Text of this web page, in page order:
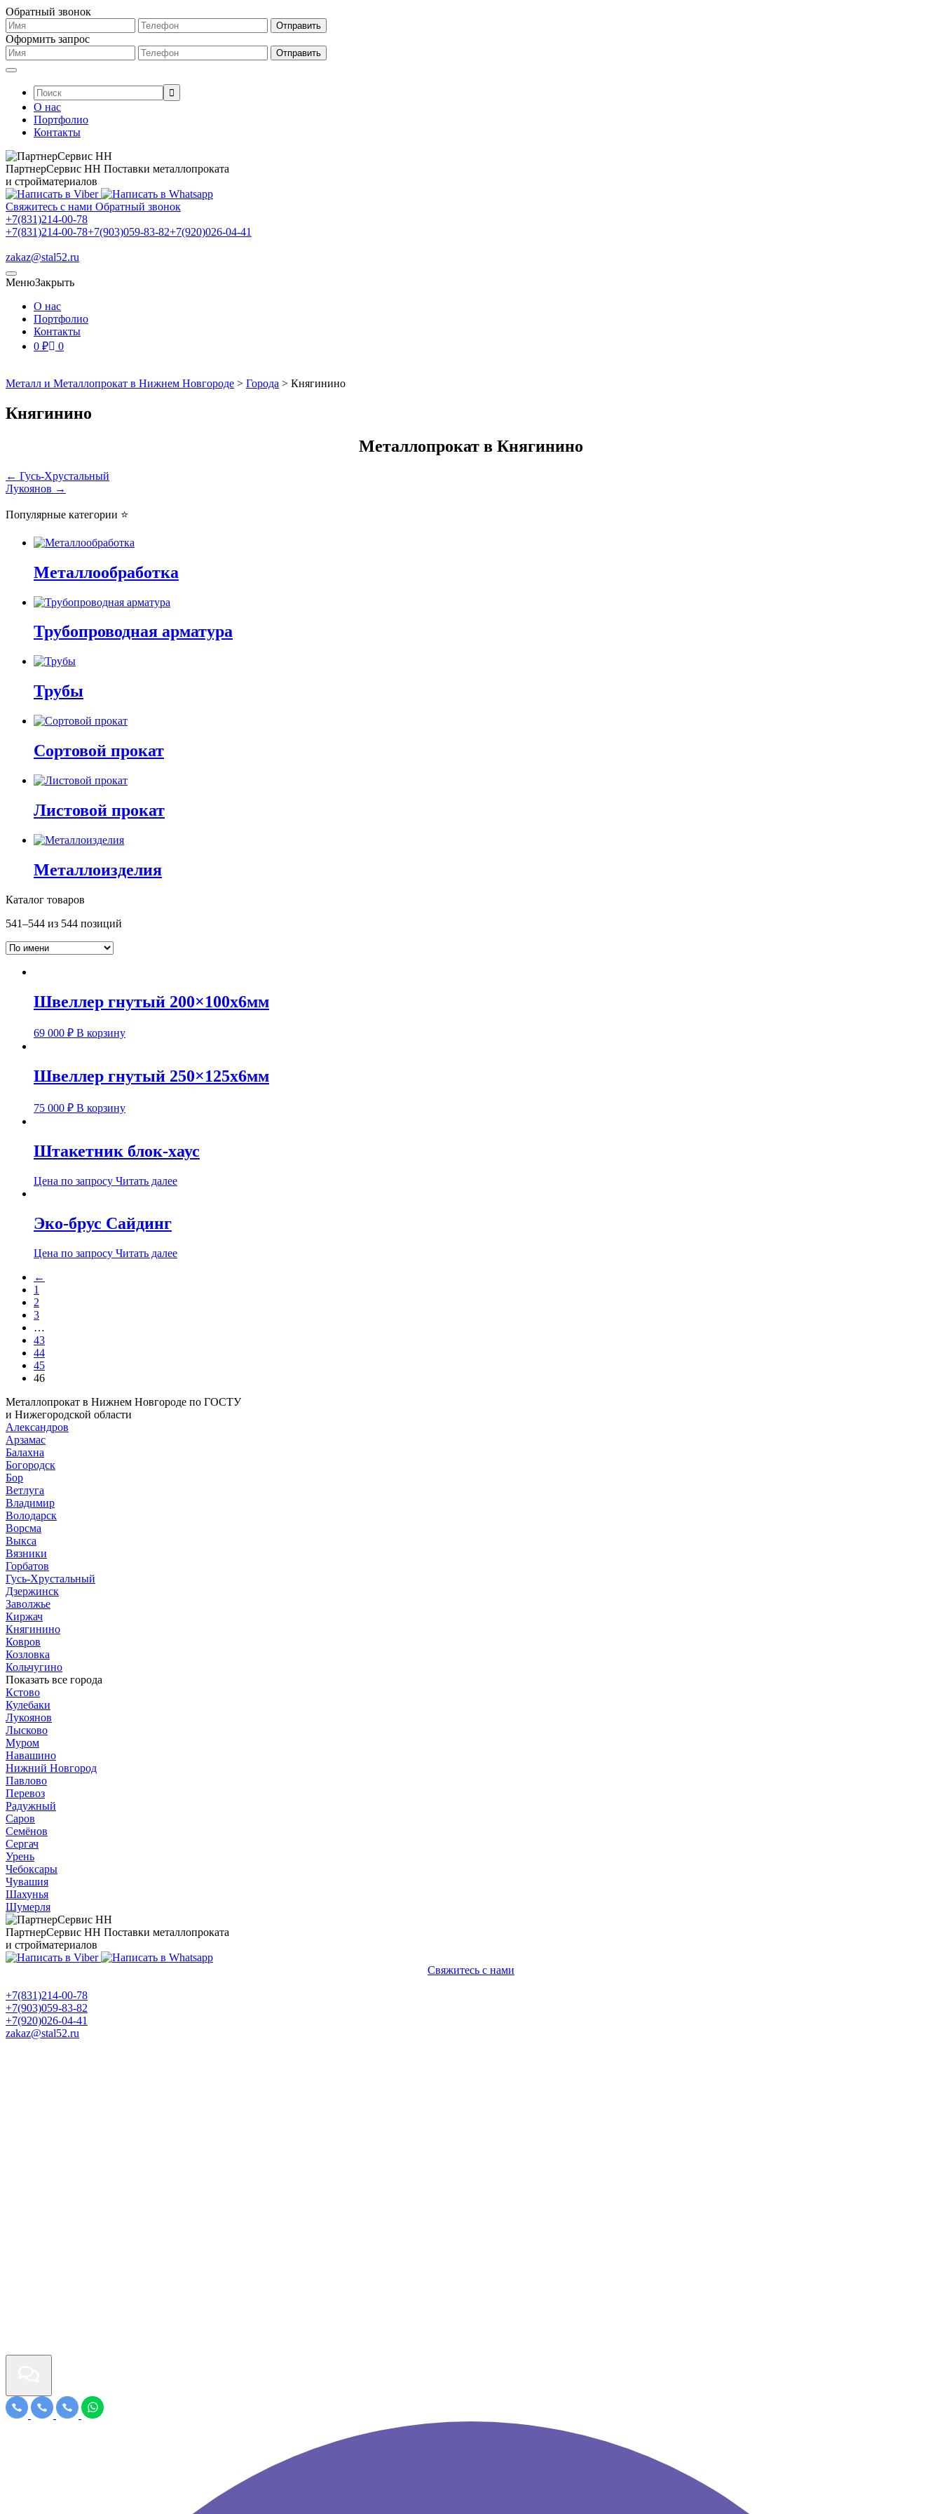
Обратный звонок
Оформить запрос
Поиск:
О нас
Портфолио
Контакты
ПартнерСервис НН Поставки металлопроката
и стройматериалов
Свяжитесь с нами Обратный звонок
+7(831)214-00-78
+7(831)214-00-78+7(903)059-83-82+7(920)026-04-41
zakaz@stal52.ru
МенюЗакрыть
О нас
Портфолио
Контакты
0 ₽ 0
Металл и Металлопрокат в Нижнем Новгороде > Города > Княгинино
Княгинино
Металлопрокат в Княгинино
Навигация
по
записям
← Гусь-Хрустальный
Лукоянов →
Популярные категории ⭐
Металлообработка
Трубопроводная арматура
Трубы
Сортовой прокат
Листовой прокат
Металлоизделия
Каталог товаров
541–544 из 544 позиций
Швеллер гнутый 200×100х6мм
69 000 ₽ В корзину
Швеллер гнутый 250×125х6мм
75 000 ₽ В корзину
Штакетник блок-хаус
Цена по запросу Читать далее
Эко-брус Сайдинг
Цена по запросу Читать далее
←
1
2
3
…
43
44
45
46
Металлопрокат в Нижнем Новгороде по ГОСТУ
и Нижегородской области
Александров
Арзамас
Балахна
Богородск
Бор
Ветлуга
Владимир
Володарск
Ворсма
Выкса
Вязники
Горбатов
Гусь-Хрустальный
Дзержинск
Заволжье
Киржач
Княгинино
Ковров
Козловка
Кольчугино
Показать все города
Кстово
Кулебаки
Лукоянов
Лысково
Муром
Навашино
Нижний Новгород
Павлово
Перевоз
Радужный
Саров
Семёнов
Сергач
Урень
Чебоксары
Чувашия
Шахунья
Шумерля
ПартнерСервис НН Поставки металлопроката
и стройматериалов
Свяжитесь с нами
+7(831)214-00-78
+7(903)059-83-82
+7(920)026-04-41
zakaz@stal52.ru